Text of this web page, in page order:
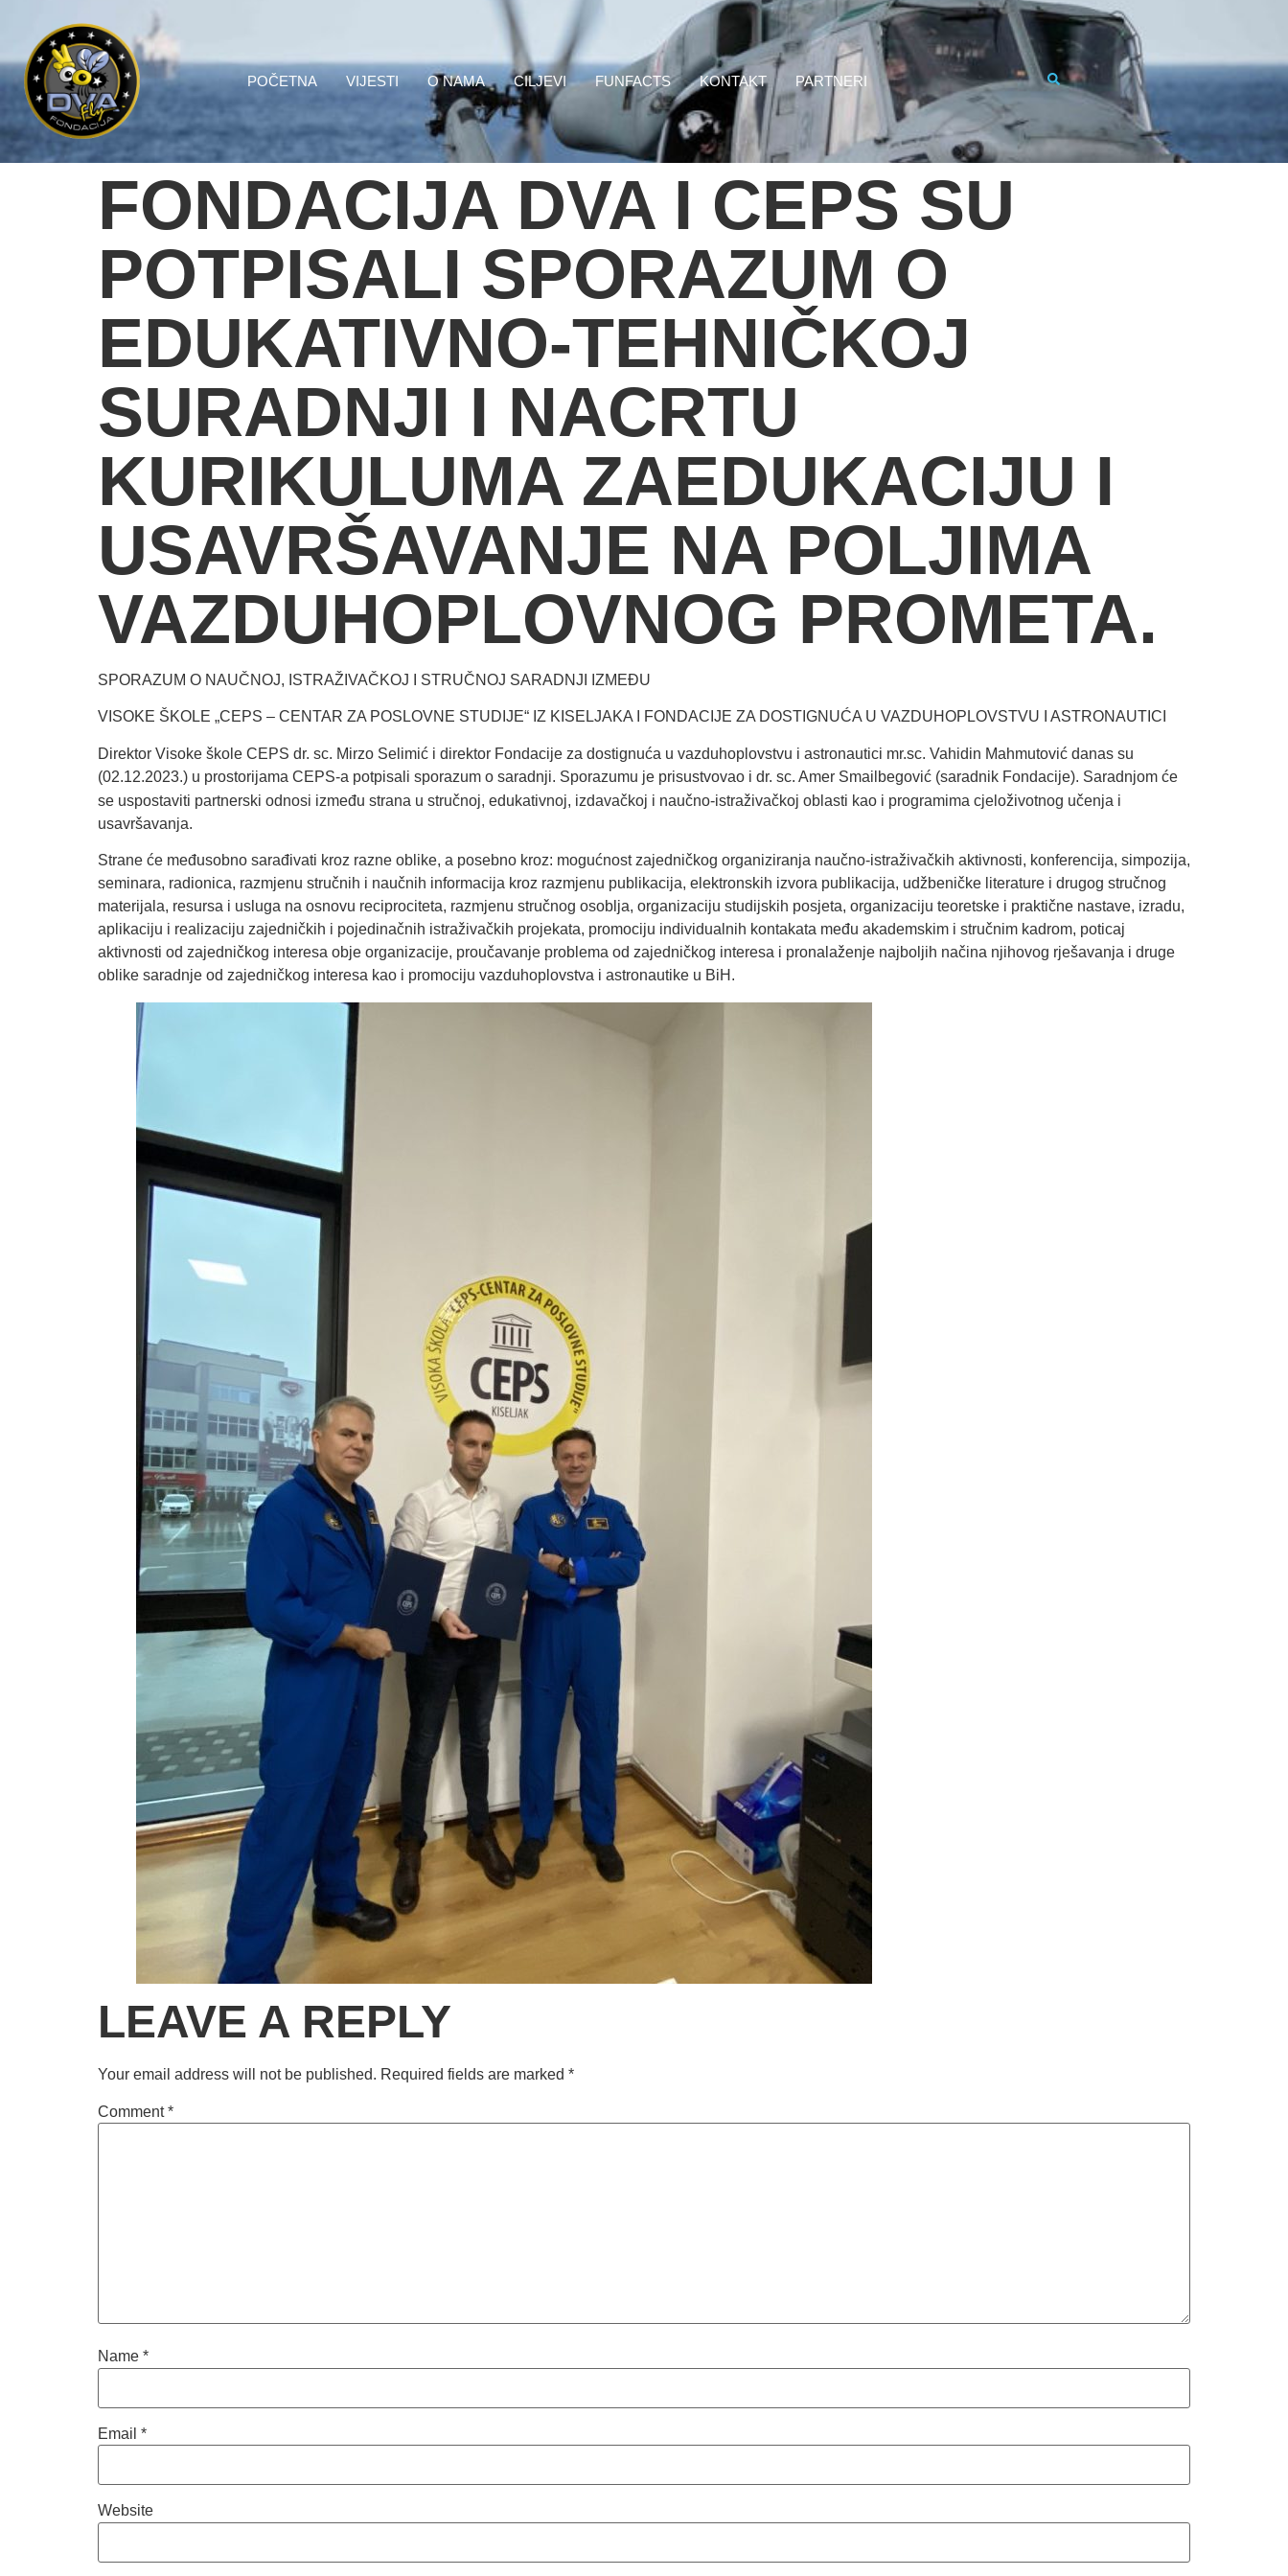
POČETNA VIJESTI O NAMA CILJEVI FUNFACTS KONTAKT PARTNERI
FONDACIJA DVA I CEPS SU
POTPISALI SPORAZUM O
EDUKATIVNO-TEHNIČKOJ
SURADNJI I NACRTU
KURIKULUMA ZAEDUKACIJU I
USAVRŠAVANJE NA POLJIMA
VAZDUHOPLOVNOG PROMETA.
SPORAZUM O NAUČNOJ, ISTRAŽIVAČKOJ I STRUČNOJ SARADNJI IZMEĐU
VISOKE ŠKOLE „CEPS – CENTAR ZA POSLOVNE STUDIJE“ IZ KISELJAKA I FONDACIJE ZA DOSTIGNUĆA U VAZDUHOPLOVSTVU I ASTRONAUTICI
Direktor Visoke škole CEPS dr. sc. Mirzo Selimić i direktor Fondacije za dostignuća u vazduhoplovstvu i astronautici mr.sc. Vahidin Mahmutović danas su
(02.12.2023.) u prostorijama CEPS-a potpisali sporazum o saradnji. Sporazumu je prisustvovao i dr. sc. Amer Smailbegović (saradnik Fondacije). Saradnjom će
se uspostaviti partnerski odnosi između strana u stručnoj, edukativnoj, izdavačkoj i naučno-istraživačkoj oblasti kao i programima cjeloživotnog učenja i
usavršavanja.
Strane će međusobno sarađivati kroz razne oblike, a posebno kroz: mogućnost zajedničkog organiziranja naučno-istraživačkih aktivnosti, konferencija, simpozija,
seminara, radionica, razmjenu stručnih i naučnih informacija kroz razmjenu publikacija, elektronskih izvora publikacija, udžbeničke literature i drugog stručnog
materijala, resursa i usluga na osnovu reciprociteta, razmjenu stručnog osoblja, organizaciju studijskih posjeta, organizaciju teoretske i praktične nastave, izradu,
aplikaciju i realizaciju zajedničkih i pojedinačnih istraživačkih projekata, promociju individualnih kontakata među akademskim i stručnim kadrom, poticaj
aktivnosti od zajedničkog interesa obje organizacije, proučavanje problema od zajedničkog interesa i pronalaženje najboljih načina njihovog rješavanja i druge
oblike saradnje od zajedničkog interesa kao i promociju vazduhoplovstva i astronautike u BiH.
LEAVE A REPLY
Your email address will not be published. Required fields are marked *
Comment*
Name *
Email *
Website